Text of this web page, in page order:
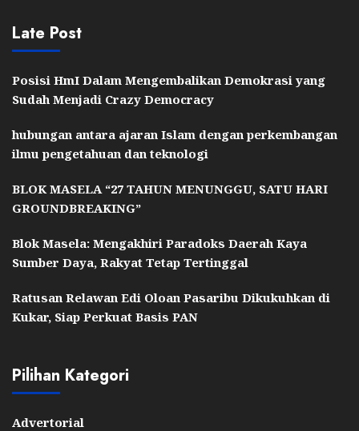
Late Post
Posisi HmI Dalam Mengembalikan Demokrasi yang
Sudah Menjadi Crazy Democracy
hubungan antara ajaran Islam dengan perkembangan
ilmu pengetahuan dan teknologi
BLOK MASELA “27 TAHUN MENUNGGU, SATU HARI
GROUNDBREAKING”
Blok Masela: Mengakhiri Paradoks Daerah Kaya
Sumber Daya, Rakyat Tetap Tertinggal
Ratusan Relawan Edi Oloan Pasaribu Dikukuhkan di
Kukar, Siap Perkuat Basis PAN
Pilihan Kategori
Advertorial